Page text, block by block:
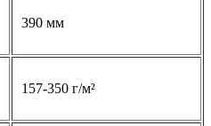
390 мм
157-350 г/м²